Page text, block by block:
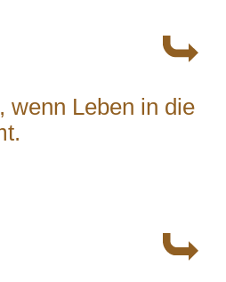
wenn Leben in die